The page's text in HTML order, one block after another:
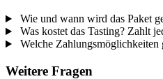
Wie und wann wird das Paket
Was kostet das Tasting? Zahlt
Welche Zahlungsmöglichkeiten
Weitere Fragen